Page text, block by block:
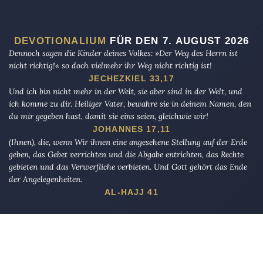
DEVOTIONALIUM
FÜR DEN 7. AUGUST 2026
Dennoch sagen die Kinder deines Volkes: »Der Weg des Herrn ist
nicht richtig!« so doch vielmehr ihr Weg nicht richtig ist!
JECHEZKIEL 33,17
Und ich bin nicht mehr in der Welt, sie aber sind in der Welt, und
ich komme zu dir. Heiliger Vater, bewahre sie in deinem Namen, den
du mir gegeben hast, damit sie eins seien, gleichwie wir!
JOHANNES 17,11
(Ihnen), die, wenn Wir ihnen eine angesehene Stellung auf der Erde
geben, das Gebet verrichten und die Abgabe entrichten, das Rechte
gebieten und das Verwerfliche verbieten. Und Gott gehört das Ende
der Angelegenheiten.
AL-HAJJ 41